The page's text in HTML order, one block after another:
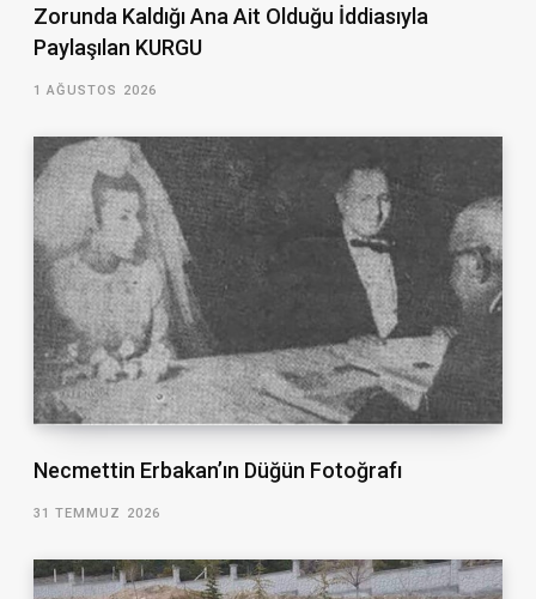
Zorunda Kaldığı Ana Ait Olduğu İddiasıyla
Paylaşılan KURGU
1 AĞUSTOS 2026
Necmettin Erbakan’ın Düğün Fotoğrafı
31 TEMMUZ 2026